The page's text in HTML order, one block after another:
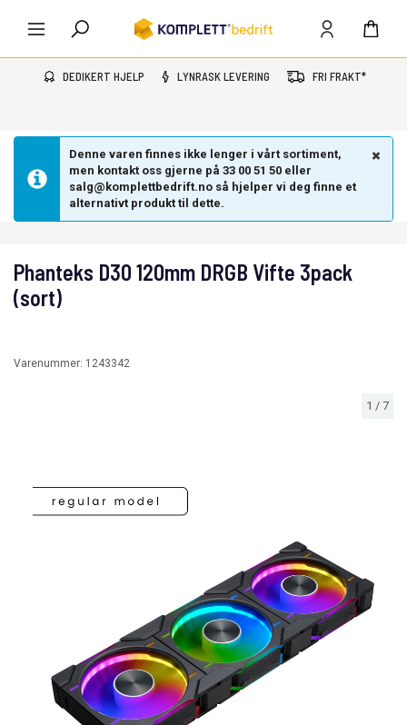
DEDIKERT HJELP LYNRASK LEVERING FRI FRAKT*
Denne varen finnes ikke lenger i vårt sortiment,
men kontakt oss gjerne på 33 00 51 50 eller
salg@komplettbedrift.no så hjelper vi deg finne et
alternativt produkt til dette.
1 / 7
Phanteks D30 120mm DRGB Vifte 3pack
(sort)
Varenummer: 1243342